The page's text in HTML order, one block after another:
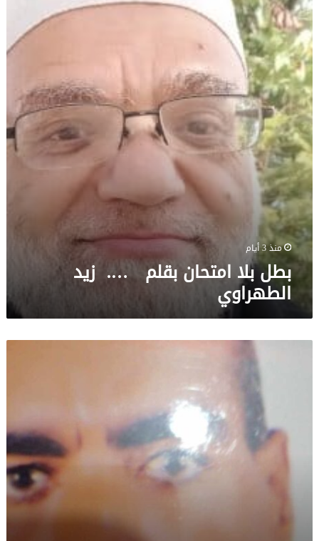
بطل
بلا
امتحان
بقلم
….
زيد
الطهراوي
منذ 3 أيام
بطل بلا امتحان بقلم …. زيد
الطهراوي